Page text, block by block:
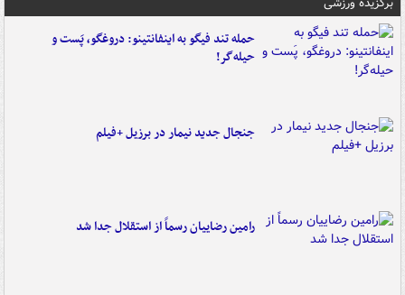
حمله تند فیگو به اینفانتینو: دروغگو، پَست‌ و
حیله‌گر!
جنجال جدید نیمار در برزیل +فیلم
رامین رضاییان رسماً از استقلال جدا شد